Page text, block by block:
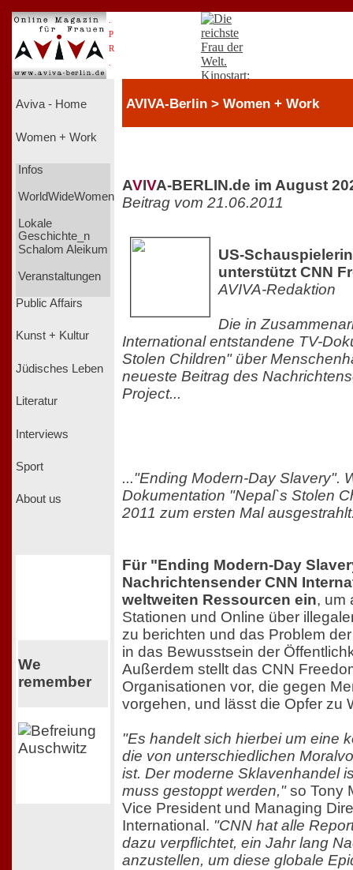
P
R
Aviva - Home
Women + Work
Infos
WorldWideWomen
Lokale
Geschichte_n
Schalom Aleikum
Veranstaltungen
Public Affairs
Kunst + Kultur
Jüdisches Leben
Literatur
Interviews
Sport
About us
We
remember
AVIVA-Berlin > Women + Work
AVIVA-BERLIN.de im August
Beitrag vom 21.06.2011
US-
unterstützt CNN
AVIVA-Redaktion
Die in
International entstandene TV-
Stolen Children" über
neueste Beitrag des
Project...
..."Ending Modern-Day Slavery".
Dokumentation "Nepal`s Stolen
2011 zum ersten Mal
Für "Ending Modern-Day
Nachrichtensender CNN
weltweiten Ressourcen ein, um
Stationen und Online über
zu berichten und das Problem
in das Bewusstsein der
Außerdem stellt das CNN
Organisationen vor, die gegen
vorgehen, und lässt die Opfer zu
"Es handelt sich hierbei um eine
die von unterschiedlichen
ist. Der moderne Sklavenhandel
muss gestoppt werden,"so Tony
Vice President und Managing
International. "CNN hat alle
dazu verpflichtet, ein Jahr lang
anzustellen, um diese globale